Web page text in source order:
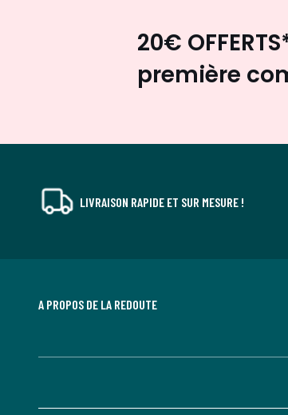
20€
première
LIVRAISON RAPIDE ET SUR MESURE !
A PROPOS DE LA REDOUTE